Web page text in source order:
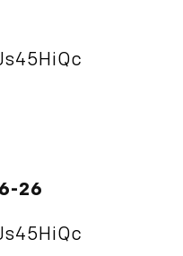
26